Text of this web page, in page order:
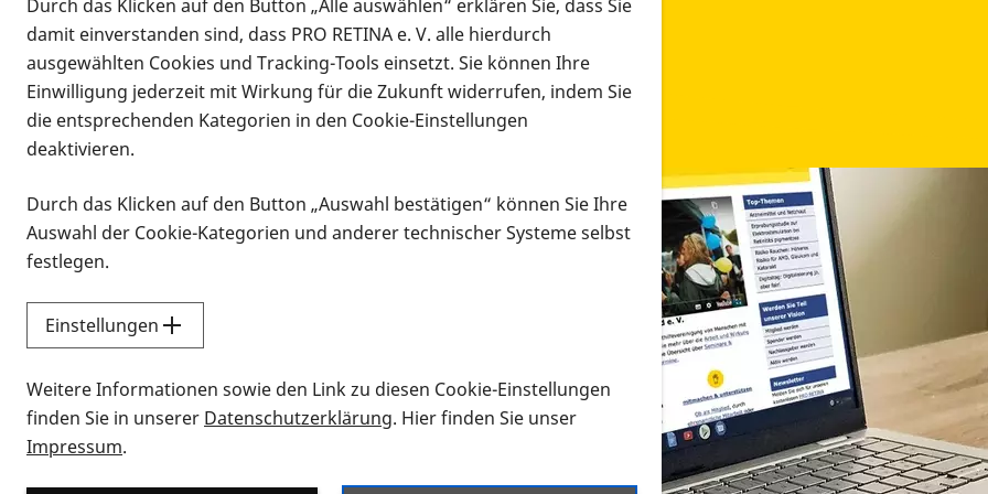
Infomaterial
Infomaterial
Vorlesen
Alle Infomaterialien in verschiedenen Formaten an
Sie möchten wissen, wie Sie nach Infonmaterial suchen und dieses bestellen bzw. herunterladen
Durch das Klicken auf den Button „Alle auswählen“ erklären Sie, dass Sie
damit einverstanden sind, dass PRO RETINA e. V. alle hierdurch
ausgewählten Cookies und Tracking-Tools einsetzt. Sie können Ihre
Einwilligung jederzeit mit Wirkung für die Zukunft widerrufen, indem Sie
die entsprechenden Kategorien in den Cookie-Einstellungen
deaktivieren.
Durch das Klicken auf den Button „Auswahl bestätigen“ können Sie Ihre
Auswahl der Cookie-Kategorien und anderer technischer Systeme selbst
festlegen.
Einstellungen
Weitere Informationen sowie den Link zu diesen Cookie-Einstellungen
finden Sie in unserer Datenschutzerklärung. Hier finden Sie unser
Impressum.